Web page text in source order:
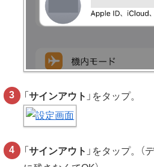
「サインアウト 」をタップ。
「サインアウト 」をタップ。